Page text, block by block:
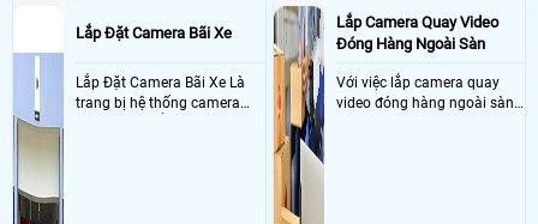
nói về Lắp Đặt Camera Giám Sát Tại
Tphcm Giá Rẻ Nhất Uy Tín
Mình muốn bên Cty gửi mẫu báo giá cho mình >
Ngày: 23/09/2019
nói về Lắp Đặt Camera Giám Sát
Tại Tphcm Giá Rẻ Nhất Uy Tín
Toi muon lap camera wifi dung nang luong mat troi ngoai vuon >
Ngày: 18/09/2019
nói về Lắp Đặt Camera Giám Sát Tại Tphcm Giá
Rẻ Nhất Uy Tín
Mình muốn lap camera gia đình ct co thể tu van ko a>
Ngày: 13/09/2019
nói về Lắp Đặt Camera Giám Sát Tại Tphcm Giá
Rẻ Nhất Uy Tín
Lắp Đặt Camera Bãi Xe
Lắp Đặt Camera Bãi Xe Là
trang bị hệ thống camera
Lắp Camera Quay Video
Đóng Hàng Ngoài Sàn
Với việc lắp camera quay
video đóng hàng ngoài sàn